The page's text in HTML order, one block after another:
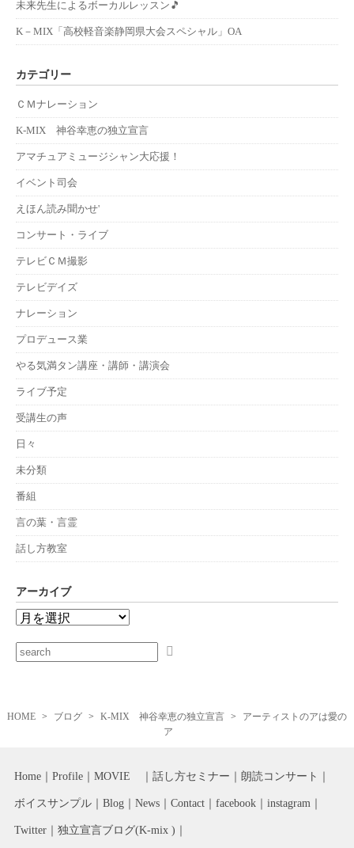
未来先生によるボーカルレッスン🎵
K－MIX「高校軽音楽静岡県大会スペシャル」OA
カテゴリー
ＣＭナレーション
K-MIX 神谷幸恵の独立宣言
アマチュアミュージシャン大応援！
イベント司会
えほん読み聞かせ'
コンサート・ライブ
テレビＣＭ撮影
テレビデイズ
ナレーション
プロデュース業
やる気満タン講座・講師・講演会
ライブ予定
受講生の声
日々
未分類
番組
言の葉・言霊
話し方教室
アーカイブ
HOME ブログ K-MIX 神谷幸恵の独立宣言
アーティストのアは愛の
ア
Home Profile MOVIE 話し方セミナー 朗読コンサート
ボイスサンプル Blog News Contact facebook instagram
Twitter 独立宣言ブログ(K-mix )